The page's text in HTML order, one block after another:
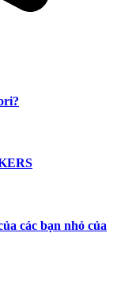
các bạn nhỏ của